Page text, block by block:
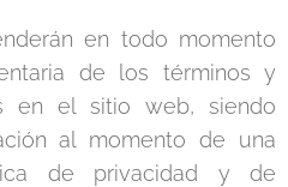
en todo momento
de los términos y
en el sitio web, siendo
al momento de una
de privacidad y de